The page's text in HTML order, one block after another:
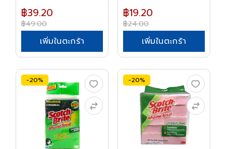
฿39.20
฿49.00
เพิ่มในตะกร้า
฿19.20
฿24.00
เพิ่มในตะกร้า
-20% -20%